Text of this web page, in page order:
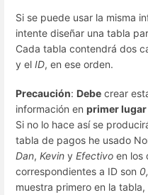
Si se puede usar la misma
intente diseñar una tabla
Cada tabla contendrá dos
y el ID, en ese orden.
Precaución: Debe crear
información en primer lugar
Si no lo hace así se
tabla de pagos he usado
Dan, Kevin y Efectivo en los
correspondientes a ID son
muestra primero en la